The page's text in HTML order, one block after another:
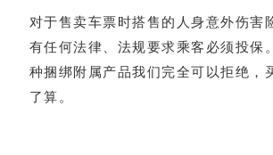
对于售卖车票时搭售的人身意外伤害
有任何法律、法规要求乘客必须投保
种捆绑附属产品我们完全可以拒绝，
了算。